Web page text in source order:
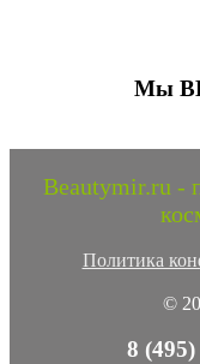
Мы
Beautymir.ru -
Политика
©
8